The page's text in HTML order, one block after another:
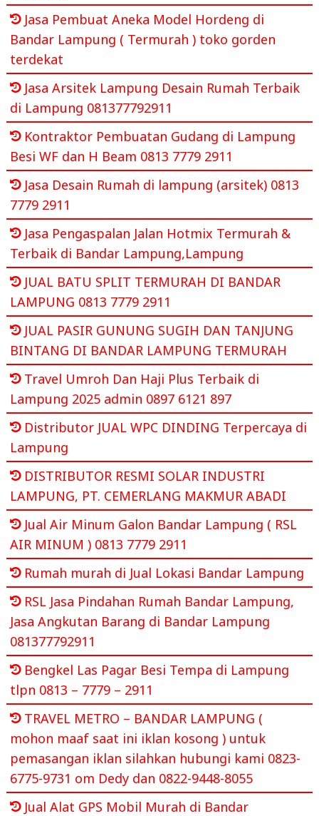
Jasa Pembuat Aneka Model Hordeng di
Bandar Lampung ( Termurah ) toko gorden
terdekat
Jasa Arsitek Lampung Desain Rumah Terbaik
di Lampung 081377792911
Kontraktor Pembuatan Gudang di Lampung
Besi WF dan H Beam 0813 7779 2911
Jasa Desain Rumah di lampung (arsitek) 0813
7779 2911
Jasa Pengaspalan Jalan Hotmix Termurah &
Terbaik di Bandar Lampung,Lampung
JUAL BATU SPLIT TERMURAH DI BANDAR
LAMPUNG 0813 7779 2911
JUAL PASIR GUNUNG SUGIH DAN TANJUNG
BINTANG DI BANDAR LAMPUNG TERMURAH
Travel Umroh Dan Haji Plus Terbaik di
Lampung 2025 admin 0897 6121 897
Distributor JUAL WPC DINDING Terpercaya di
Lampung
DISTRIBUTOR RESMI SOLAR INDUSTRI
LAMPUNG, PT. CEMERLANG MAKMUR ABADI
Jual Air Minum Galon Bandar Lampung ( RSL
AIR MINUM ) 0813 7779 2911
Rumah murah di Jual Lokasi Bandar Lampung
RSL Jasa Pindahan Rumah Bandar Lampung,
Jasa Angkutan Barang di Bandar Lampung
081377792911
Bengkel Las Pagar Besi Tempa di Lampung
tlpn 0813 – 7779 – 2911
TRAVEL METRO – BANDAR LAMPUNG (
mohon maaf saat ini iklan kosong ) untuk
pemasangan iklan silahkan hubungi kami 0823-
6775-9731 om Dedy dan 0822-9448-8055
Jual Alat GPS Mobil Murah di Bandar